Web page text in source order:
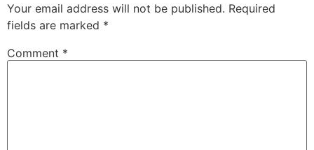
Your email address will not be published. Required
fields are marked *
Comment *